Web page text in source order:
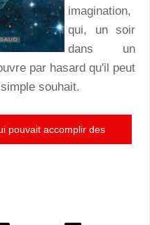
imagination,
qui, un soir
dans un
par hasard qu'il peut
souhait.
pouvait accomplir des